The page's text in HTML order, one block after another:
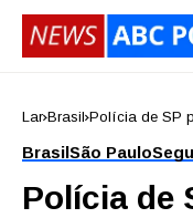
Lar Brasil Polícia de SP
BrasilSão Paulo
Polícia de